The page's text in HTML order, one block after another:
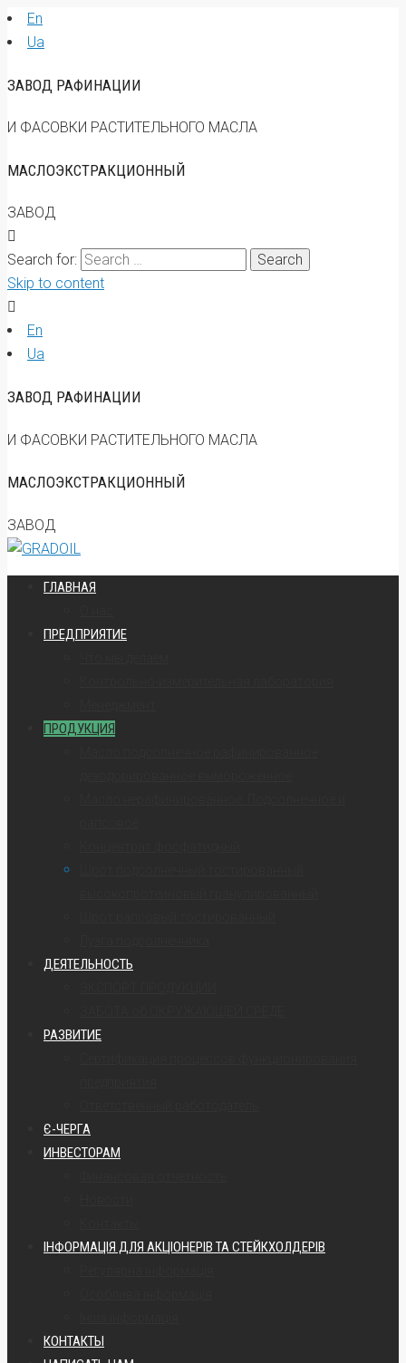
En
Ua
ЗАВОД РАФИНАЦИИ
И ФАСОВКИ РАСТИТЕЛЬНОГО МАСЛА
МАСЛОЭКСТРАКЦИОННЫЙ
ЗАВОД
Search for:
Skip to content
En
Ua
ЗАВОД РАФИНАЦИИ
И ФАСОВКИ РАСТИТЕЛЬНОГО МАСЛА
МАСЛОЭКСТРАКЦИОННЫЙ
ЗАВОД
ГЛАВНАЯ
ПРЕДПРИЯТИЕ
ПРОДУКЦИЯ
ДЕЯТЕЛЬНОСТЬ
РАЗВИТИЕ
Є-ЧЕРГА
ИНВЕСТОРАМ
ІНФОРМАЦІЯ ДЛЯ АКЦІОНЕРІВ ТА СТЕЙКХОЛДЕРІВ
КОНТАКТЫ